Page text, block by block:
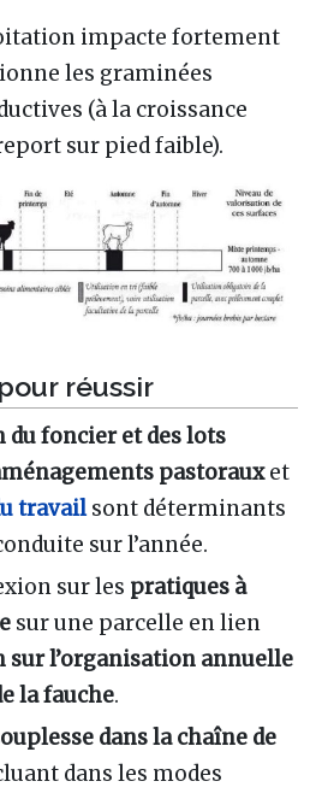
impacte fortement
les graminées
(à la croissance
sur pied faible).
réussir
foncier et des lots
pastorauxet
travailsont déterminants
sur l’année.
sur les pratiques à
sur une parcelle en lien
sur l’organisation annuelle
la fauche.
dans la chaîne de
dans les modes